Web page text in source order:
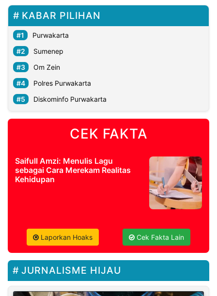
KABAR PILIHAN
Purwakarta
Sumenep
Om Zein
Polres Purwakarta
Diskominfo Purwakarta
CEK FAKTA
Saifull Amzi: Menulis Lagu
sebagai Cara Merekam Realitas
Kehidupan
Laporkan Hoaks Cek Fakta Lain
JURNALISME HIJAU